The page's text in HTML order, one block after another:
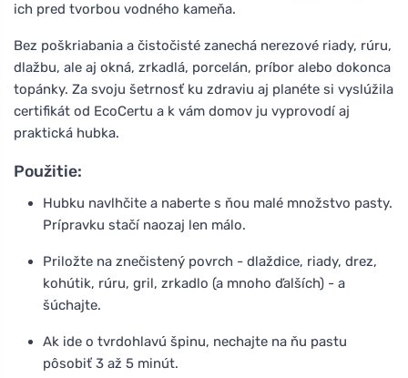
ich pred tvorbou vodného kameňa.
Bez poškriabania a čistočisté zanechá nerezové riady, rúru,
dlažbu, ale aj okná, zrkadlá, porcelán, príbor alebo dokonca
topánky. Za svoju šetrnosť ku zdraviu aj planéte si vyslúžila
certifikát od EcoCertu a k vám domov ju vyprovodí aj
praktická hubka.
Použitie:
Hubku navlhčite a naberte s ňou malé množstvo pasty.
Prípravku stačí naozaj len málo.
Priložte na znečistený povrch - dlaždice, riady, drez,
kohútik, rúru, gril, zrkadlo (a mnoho ďalších) - a
šúchajte.
Ak ide o tvrdohlavú špinu, nechajte na ňu pastu
pôsobiť 3 až 5 minút.